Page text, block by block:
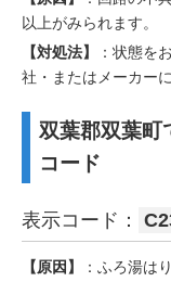
以上がみられます。
【対処法】
：状態を
社・またはメーカー
双葉郡双葉町
コード
表示コード：
【原因】
：ふろ湯は